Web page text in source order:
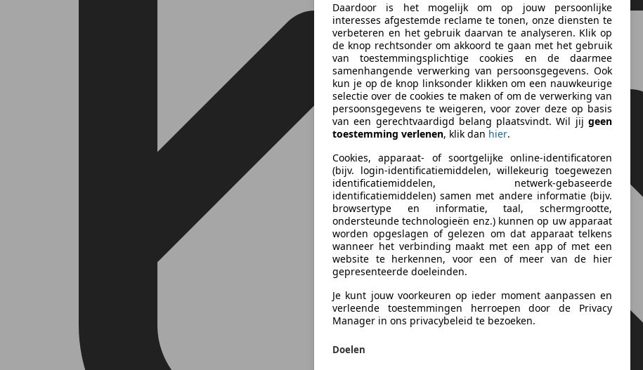
Daardoor is het mogelijk om op jouw persoonlijke
interesses afgestemde reclame te tonen, onze diensten te
verbeteren en het gebruik daarvan te analyseren. Klik op
de knop rechtsonder om akkoord te gaan met het gebruik
van toestemmingsplichtige cookies en de daarmee
samenhangende verwerking van persoonsgegevens. Ook
kun je op de knop linksonder klikken om een nauwkeurige
selectie over de cookies te maken of om de verwerking van
persoonsgegevens te weigeren, voor zover deze op basis
van een gerechtvaardigd belang plaatsvindt. Wil jij geen
toestemming verlenen, klik dan hier.
Cookies, apparaat- of soortgelijke online-identificatoren
(bijv. login-identificatiemiddelen, willekeurig toegewezen
identificatiemiddelen, netwerk-gebaseerde
identificatiemiddelen) samen met andere informatie (bijv.
browsertype en informatie, taal, schermgrootte,
ondersteunde technologieën enz.) kunnen op uw apparaat
worden opgeslagen of gelezen om dat apparaat telkens
wanneer het verbinding maakt met een app of met een
website te herkennen, voor een of meer van de hier
gepresenteerde doeleinden.
Je kunt jouw voorkeuren op ieder moment aanpassen en
verleende toestemmingen herroepen door de Privacy
Manager in ons privacybeleid te bezoeken.
Doelen